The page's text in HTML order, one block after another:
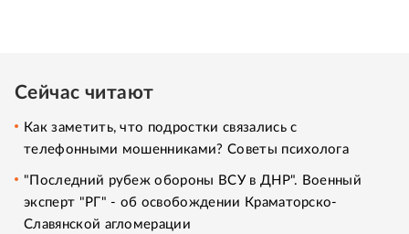
Сейчас читают
Как заметить, что подростки связались с
телефонными мошенниками? Советы психолога
"Последний рубеж обороны ВСУ в ДНР". Военный
эксперт "РГ" - об освобождении Краматорско-
Славянской агломерации